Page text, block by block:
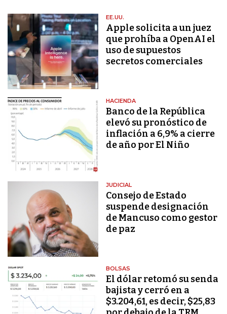
EE.UU.
Apple solicita a un juez
que prohíba a OpenAI el
uso de supuestos
secretos comerciales
HACIENDA
Banco de la República
elevó su pronóstico de
inflación a 6,9% a cierre
de año por El Niño
JUDICIAL
Consejo de Estado
suspende designación
de Mancuso como gestor
de paz
BOLSAS
El dólar retomó su senda
bajista y cerró en a
$3.204,61, es decir, $25,83